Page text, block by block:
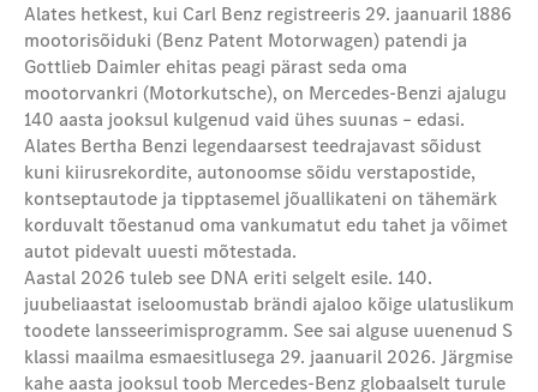
Alates hetkest, kui Carl Benz registreeris 29. jaanuaril 1886
mootorisõiduki (Benz Patent Motorwagen) patendi ja
Gottlieb Daimler ehitas peagi pärast seda oma
mootorvankri (Motorkutsche), on Mercedes-Benzi ajalugu
140 aasta jooksul kulgenud vaid ühes suunas – edasi.
Alates Bertha Benzi legendaarsest teedrajavast sõidust
kuni kiirusrekordite, autonoomse sõidu verstapostide,
kontseptautode ja tipptasemel jõuallikateni on tähemärk
korduvalt tõestanud oma vankumatut edu tahet ja võimet
autot pidevalt uuesti mõtestada.
Aastal 2026 tuleb see DNA eriti selgelt esile. 140.
juubeliaastat iseloomustab brändi ajaloo kõige ulatuslikum
toodete lansseerimisprogramm. See sai alguse uuenenud S
klassi maailma esmaesitlusega 29. jaanuaril 2026. Järgmise
kahe aasta jooksul toob Mercedes-Benz globaalselt turule